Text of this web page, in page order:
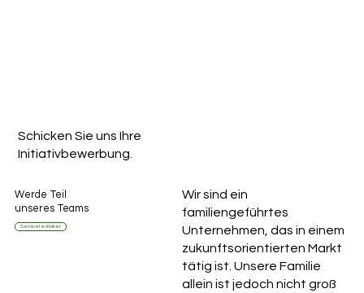
Schicken Sie uns Ihre
Initiativbewerbung.
Wir sind ein
familiengeführtes
Unternehmen, das in einem
zukunftsorientierten Markt
tätig ist. Unsere Familie
allein ist jedoch nicht groß
Werde Teil
unseres Teams
Servicetechniker